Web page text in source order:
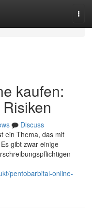
kaufen:
Discuss
ein Thema, das mit
gibt zwar einige
pentobarbital-online-